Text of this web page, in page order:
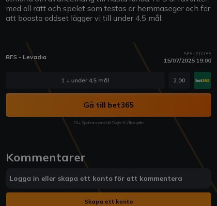
med all rätt och spelet som testas är hemmaseger och för
att boosta oddset lägger vi till under 4,5 mål.
RFS - Levadia SPELSTOPP
15/07/2025 19:00
1 + under 4,5 mål 2.00
Gå till bet365
18+ Spela ansvarsfullt Regler & Villkor gäller
Kommentarer
Logga in eller skapa ett konto för att kommentera
Skapa ett konto